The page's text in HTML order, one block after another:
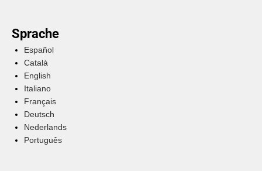
Sprache
Español
Català
English
Italiano
Français
Deutsch
Nederlands
Português